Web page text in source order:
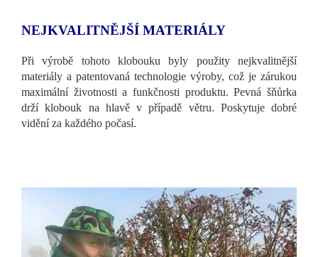
NEJKVALITNĚJŠÍ MATERIÁLY
Při výrobě tohoto klobouku byly použity nejkvalitnější
materiály a patentovaná technologie výroby, což je zárukou
maximální životnosti a funkčnosti produktu. Pevná šňůrka
drží klobouk na hlavě v případě větru. Poskytuje dobré
vidění za každého počasí.